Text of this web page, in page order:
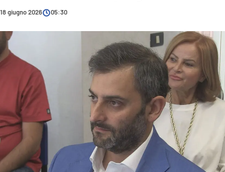
ECONOMIA E LAVORO
SPORT
CULTURA
AMBIENTE
Streaming
LAC TV
LAC NETWORK
18 giugno 2026 05:30